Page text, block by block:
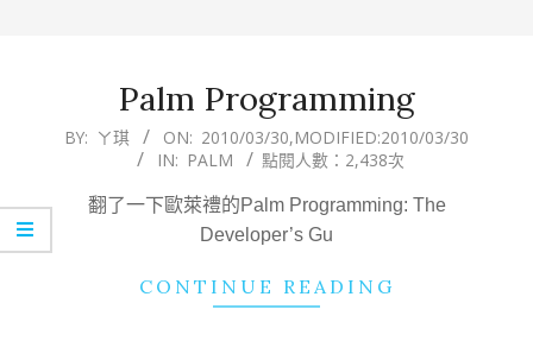
Palm Programming
2010-
BY: ㄚ琪 ON: 2010/03/30,MODIFIED:2010/03/30
IN: PALM 點閱人數：2,438次
翻了一下歐萊禮的Palm Programming: The
Developer’s Gu
CONTINUE READING